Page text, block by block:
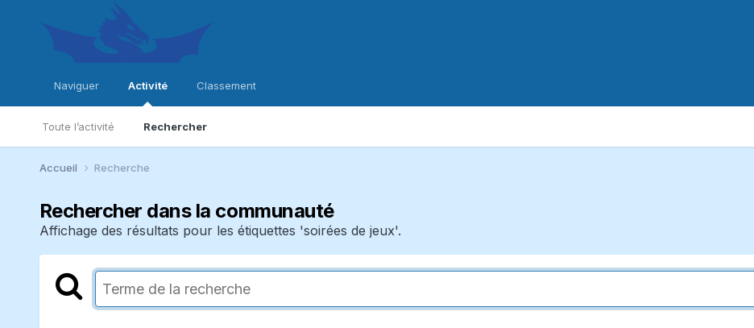
Naviguer Activité
Toute l’activité Rechercher
Classement
Accueil Recherche
Rechercher dans la communauté
Affichage des résultats pour les étiquettes 'soirées de jeux'.